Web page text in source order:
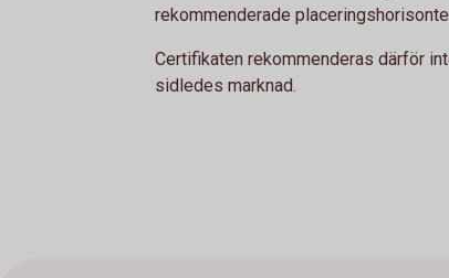
rekommenderade
Certifikaten rekommenderas därför
sidledes marknad.